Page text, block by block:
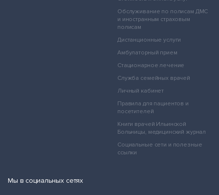
Обслуживание по полисам ДМС
и иностранным страховым
полисам
Дистанционные услуги
Амбулаторный прием
Стационарное лечение
Служба семейных врачей
Личный кабинет
Правила для пациентов и
посетителей
Книги врачей Ильинской
Больницы, медицинский журнал
Социальные сети и полезные
ссылки
Мы в социальных сетях